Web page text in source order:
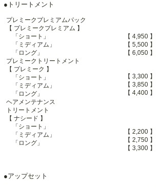
●トリートメント
プレミークプレミアムパック
【 プレミークプレミアム 】
「ショート」
「ミディアム」
「ロング」
プレミークトリートメント
【 プレミーク 】
「ショート」
「ミディアム」
「ロング」
ヘアメンテナンス
トリートメント
【 ナシード 】
「ショート」
「ミディアム」
「ロング」
【 4,950 】
【 5,500 】
【 6,050 】
【 3,300 】
【 3,850 】
【 4,400 】
【 2,200 】
【 2,750 】
【 3,300 】
●アップセット